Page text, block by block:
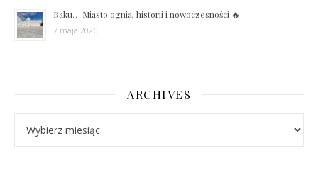
Baku… Miasto ognia, historii i nowoczesności 🔥
7 maja 2026
ARCHIVES